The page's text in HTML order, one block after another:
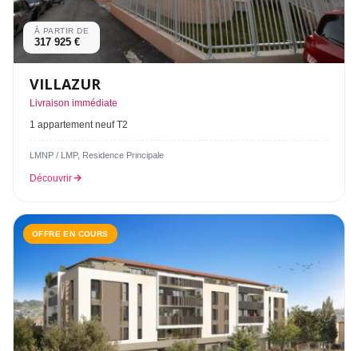
À PARTIR DE
317 925 €
VILLAZUR
Livraison immédiate
1 appartement neuf T2
LMNP / LMP, Residence Principale
Découvrir
OFFRE EN COURS